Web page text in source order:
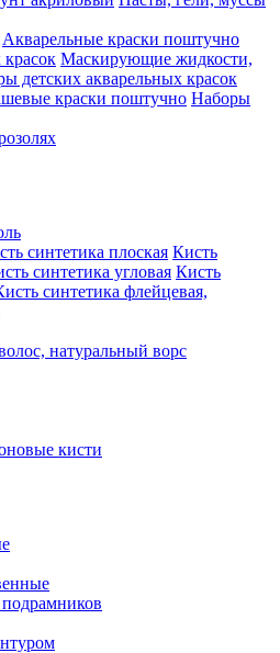
Акварельные краски поштучно
Маскирующие жидкости,
детских акварельных красок
краски поштучно Наборы
синтетика плоская Кисть
синтетика угловая Кисть
синтетика флейцевая,
натуральный ворс
кисти